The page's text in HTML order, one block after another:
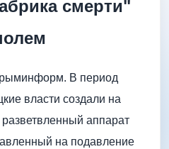
смерти"
В период
власти создали на
аппарат
на подавление